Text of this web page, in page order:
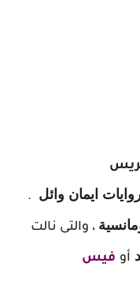
ايمان وائل .
، والتى نالت
أو فيس